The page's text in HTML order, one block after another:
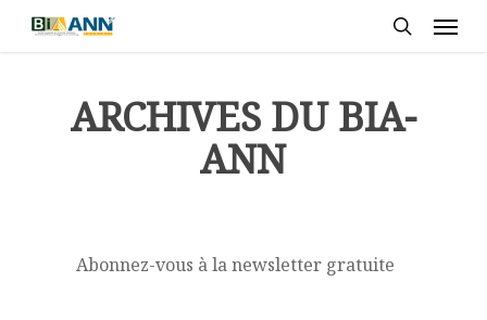
Skip
ARCHIVES DU BIA-
ANN
Abonnez-vous à la newsletter gratuite